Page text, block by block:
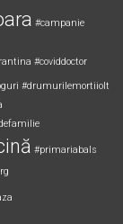
#campanie
#coviddoctor
#drumurilemortiiolt
#primariabals